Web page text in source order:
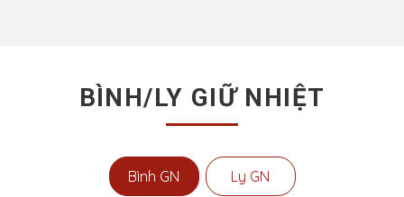
BÌNH/LY GIỮ NHIỆT
Bình GN Ly GN